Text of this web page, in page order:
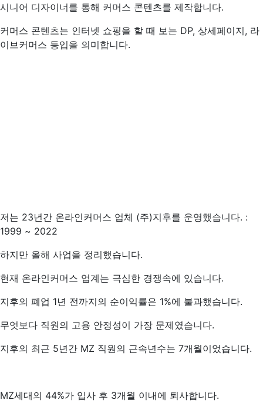
시니어 디자이너를 통해 커머스 콘텐츠를 제작합니다.
커머스 콘텐츠는 인터넷 쇼핑을 할 때 보는 DP, 상세페이지, 라
이브커머스 등입을 의미합니다.
저는 23년간 온라인커머스 업체 (주)지후를 운영했습니다. :
1999 ~ 2022
하지만 올해 사업을 정리했습니다.
현재 온라인커머스 업계는 극심한 경쟁속에 있습니다.
지후의 폐업 1년 전까지의 순이익률은 1%에 불과했습니다.
무엇보다 직원의 고용 안정성이 가장 문제였습니다.
지후의 최근 5년간 MZ 직원의 근속년수는 7개월이었습니다.
MZ세대의 44%가 입사 후 3개월 이내에 퇴사합니다.